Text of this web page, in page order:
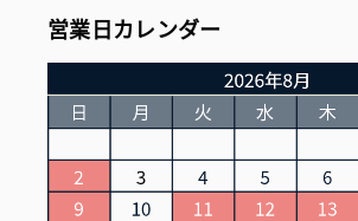
営業日カレンダー